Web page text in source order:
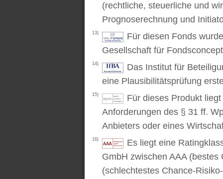
(rechtliche, steuerliche und
Prognoserechnung und
13)
Für diesen Fonds
Gesellschaft für
14)
Das Institut für
eine Plausibilitätsprüfung
15)
Für dieses Produkt
Anforderungen des § 31 ff.
Anbieters oder eines
16)
Es liegt eine
GmbH zwischen AAA
(schlechtestes Chance-